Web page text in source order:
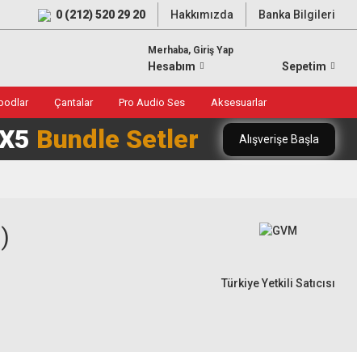
0 (212) 520 29 20 Hakkımızda Banka Bilgileri
Merhaba, Giriş Yap
Hesabım Sepetim
Çantalar Pro Audio Ses Aksesuarlar
Bundle Setler Alışverişe Başla
Türkiye Yetkili Satıcısı